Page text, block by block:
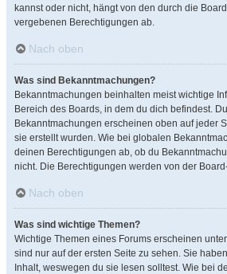
kannst oder nicht, hängt von den durch die
vergebenen Berechtigungen ab.
Nach oben
Was sind Bekanntmachungen?
Bekanntmachungen beinhalten meist wichtige
Bereich des Boards, in dem du dich befindest.
Bekanntmachungen erscheinen oben auf jeder
sie erstellt wurden. Wie bei globalen
deinen Berechtigungen ab, ob du
nicht. Die Berechtigungen werden von der
Nach oben
Was sind wichtige Themen?
Wichtige Themen eines Forums erscheinen
sind nur auf der ersten Seite zu sehen. Sie
Inhalt, weswegen du sie lesen solltest. Wie bei